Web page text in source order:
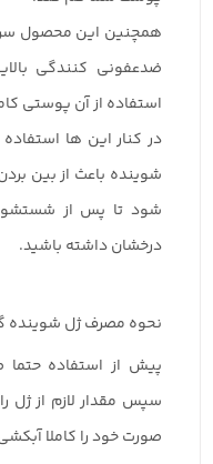
همچنین این محصول
ضدعفونی کنندگی
استفاده از آن پوستی
در کنار این ها
شوینده باعث از بین
شود تا پس از شستشو
درخشان داشته باشید.
نحوه مصرف ژل شوینده
پیش از استفاده
سپس مقدار لازم از ژل
صورت خود را کاملا